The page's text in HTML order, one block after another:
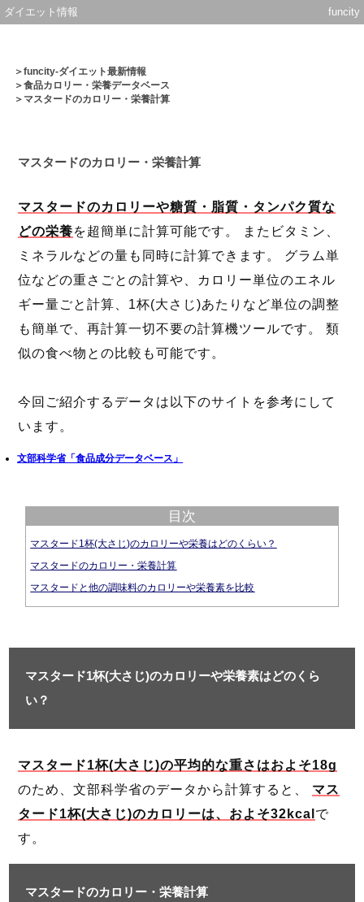
ダイエット情報 funcity
＞funcity-ダイエット最新情報
＞食品カロリー・栄養データベース
＞マスタードのカロリー・栄養計算
マスタードのカロリー・栄養計算
マスタードのカロリーや糖質・脂質・タンパク質な
どの栄養を超簡単に計算可能です。 またビタミン、
ミネラルなどの量も同時に計算できます。 グラム単
位などの重さごとの計算や、カロリー単位のエネル
ギー量ごと計算、1杯(大さじ)あたりなど単位の調整
も簡単で、再計算一切不要の計算機ツールです。 類
似の食べ物との比較も可能です。
今回ご紹介するデータは以下のサイトを参考にして
います。
文部科学省「食品成分データベース」
目次
マスタード1杯(大さじ)のカロリーや栄養はどのくらい？
マスタードのカロリー・栄養計算
マスタードと他の調味料のカロリーや栄養素を比較
マスタード1杯(大さじ)のカロリーや栄養素はどのくら
い？
マスタード1杯(大さじ)の平均的な重さはおよそ18g
のため、文部科学省のデータから計算すると、 マス
タード1杯(大さじ)のカロリーは、およそ32kcal で
す。
マスタードのカロリー・栄養計算